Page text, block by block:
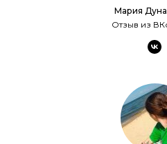
Мария
Отзыв из